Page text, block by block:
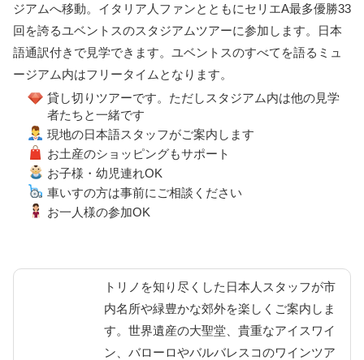
ジアムへ移動。イタリア人ファンとともにセリエA最多優勝33
回を誇るユベントスのスタジアムツアーに参加します。日本
語通訳付きで見学できます。ユベントスのすべてを語るミュ
ージアム内はフリータイムとなります。
貸し切りツアーです。ただしスタジアム内は他の見学
者たちと一緒です
現地の日本語スタッフがご案内します
お土産のショッピングもサポート
お子様・幼児連れOK
車いすの方は事前にご相談ください
お一人様の参加OK
トリノを知り尽くした日本人スタッフが市
内名所や緑豊かな郊外を楽しくご案内しま
す。世界遺産の大聖堂、貴重なアイスワイ
ン、バローロやバルバレスコのワインツア